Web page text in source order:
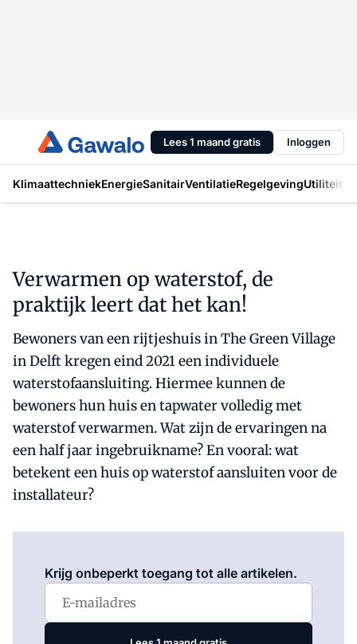
Lees 1 maand gratis Inloggen
KlimaattechniekEnergieSanitairVentilatieRegelgevingUtiliteit
Verwarmen op waterstof, de
praktijk leert dat het kan!
Bewoners van een rijtjeshuis in The Green Village
in Delft kregen eind 2021 een individuele
waterstofaansluiting. Hiermee kunnen de
bewoners hun huis en tapwater volledig met
waterstof verwarmen. Wat zijn de ervaringen na
een half jaar ingebruikname? En vooral: wat
betekent een huis op waterstof aansluiten voor de
installateur?
Krijg onbeperkt toegang tot alle artikelen.